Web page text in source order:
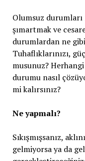
Olumsuz
şımartmak ve
durumlardan ne
Tuhaflıklarınızı,
musunuz?
durumu nasıl
mi kalırsınız?
Ne yapmalı?
Sıkışmışsanız,
gelmiyorsa ya da